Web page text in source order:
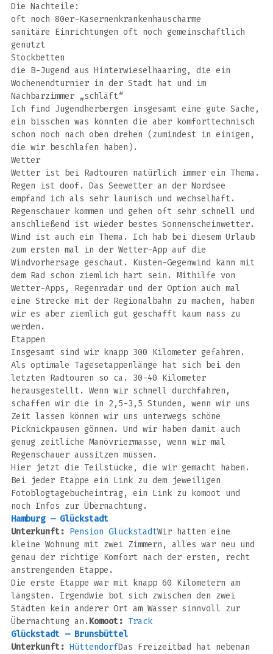
Die Nachteile:
oft noch 80er-Kasernenkrankenhauscharme
sanitäre Einrichtungen oft noch gemeinschaftlich
genutzt
Stockbetten
die B-Jugend aus Hinterwieselhaaring, die ein
Wochenendturnier in der Stadt hat und im
Nachbarzimmer „schläft“
Ich find Jugendherbergen insgesamt eine gute Sache,
ein bisschen was könnten die aber komforttechnisch
schon noch nach oben drehen (zumindest in einigen,
die wir beschlafen haben).
Wetter
Wetter ist bei Radtouren natürlich immer ein Thema.
Regen ist doof. Das Seewetter an der Nordsee
empfand ich als sehr launisch und wechselhaft.
Regenschauer kommen und gehen oft sehr schnell und
anschließend ist wieder bestes Sonnenscheinwetter.
Wind ist auch ein Thema. Ich hab bei diesem Urlaub
zum ersten mal in der Wetter-App auf die
Windvorhersage geschaut. Küsten-Gegenwind kann mit
dem Rad schon ziemlich hart sein. Mithilfe von
Wetter-Apps, Regenradar und der Option auch mal
eine Strecke mit der Regionalbahn zu machen, haben
wir es aber ziemlich gut geschafft kaum nass zu
werden.
Etappen
Insgesamt sind wir knapp 300 Kilometer gefahren.
Als optimale Tagesetappenlänge hat sich bei den
letzten Radtouren so ca. 30-40 Kilometer
herausgestellt. Wenn wir schnell durchfahren,
schaffen wir die in 2,5-3,5 Stunden, wenn wir uns
Zeit lassen können wir uns unterwegs schöne
Picknickpausen gönnen. Und wir haben damit auch
genug zeitliche Manövriermasse, wenn wir mal
Regenschauer aussitzen müssen.
Hier jetzt die Teilstücke, die wir gemacht haben.
Bei jeder Etappe ein Link zu dem jeweiligen
Fotoblogtagebucheintrag, ein Link zu komoot und
noch Infos zur Übernachtung.
Hamburg – Glückstadt
Unterkunft: Pension GlückstadtWir hatten eine
kleine Wohnung mit zwei Zimmern, alles war neu und
genau der richtige Komfort nach der ersten, recht
anstrengenden Etappe.
Die erste Etappe war mit knapp 60 Kilometern am
längsten. Irgendwie bot sich zwischen den zwei
Städten kein anderer Ort am Wasser sinnvoll zur
Übernachtung an. Komoot: Track
Glückstadt – Brunsbüttel
Unterkunft: HüttendorfDas Freizeitbad hat nebenan